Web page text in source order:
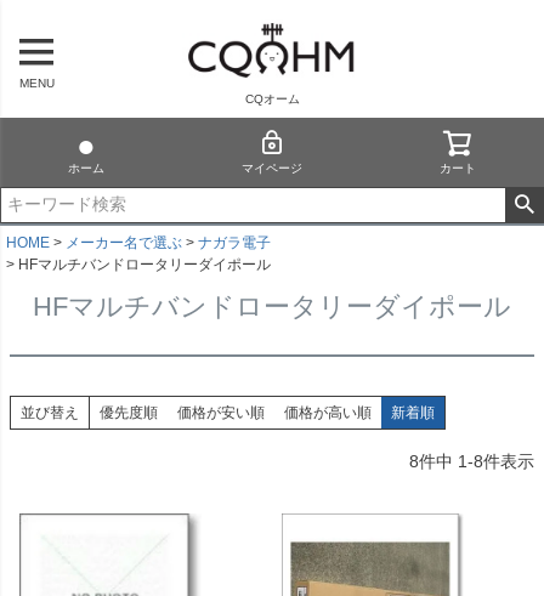
MENU
CQオーム
ホーム マイページ カート
HOME メーカー名で選ぶ
ナガラ電子
HFマルチバンドロータリーダイポール
HFマルチバンドロータリーダイポール
並び替え 優先度順 価格が安い順 価格が高い順 新着順
8件中 1-8件表示